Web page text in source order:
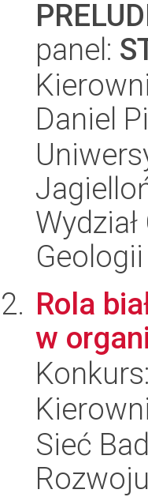
panel:
Daniel
Geologii
Rola
w
Konkurs:
Sieć